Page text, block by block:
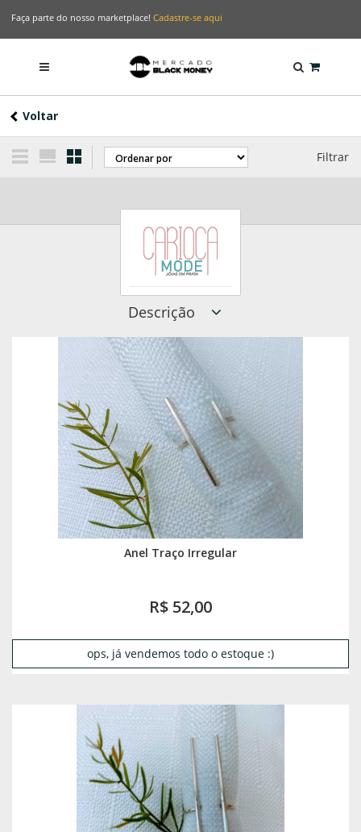
Faça parte do nosso marketplace! Cadastre-se aqui
Voltar
Filtrar
Descrição
Anel Traço Irregular
R$ 52,00
ops, já vendemos todo o estoque :)